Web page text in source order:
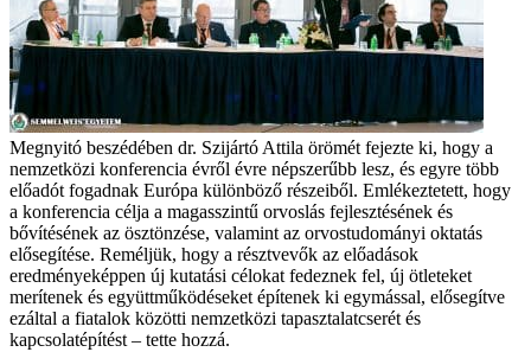
Megnyitó beszédében dr. Szijártó Attila örömét fejezte ki, hogy a
nemzetközi konferencia évről évre népszerűbb lesz, és egyre több
előadót fogadnak Európa különböző részeiből. Emlékeztetett, hogy
a konferencia célja a magasszintű orvoslás fejlesztésének és
bővítésének az ösztönzése, valamint az orvostudományi oktatás
elősegítése. Reméljük, hogy a résztvevők az előadások
eredményeképpen új kutatási célokat fedeznek fel, új ötleteket
merítenek és együttműködéseket építenek ki egymással, elősegítve
ezáltal a fiatalok közötti nemzetközi tapasztalatcserét és
kapcsolatépítést – tette hozzá.